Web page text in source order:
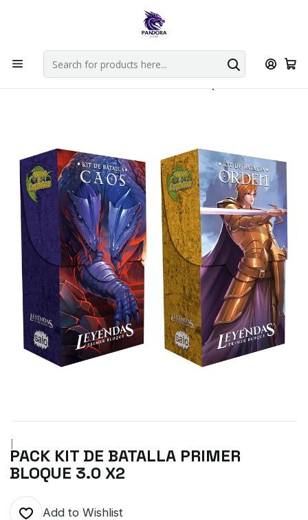
Por compras en cartas singles superiores a 49.990 el envio es
Explorar singles
Home Juegos de cartas TCG Mitos y Leyendas TCG
Sellado Primer Bloque
|
PACK KIT DE BATALLA PRIMER
BLOQUE 3.0 X2
Add to Wishlist